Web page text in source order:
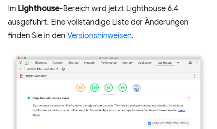
Im Lighthouse-Bereich wird jetzt Lighthouse 6.4
ausgeführt. Eine vollständige Liste der Änderungen
finden Sie in den Versionshinweisen.